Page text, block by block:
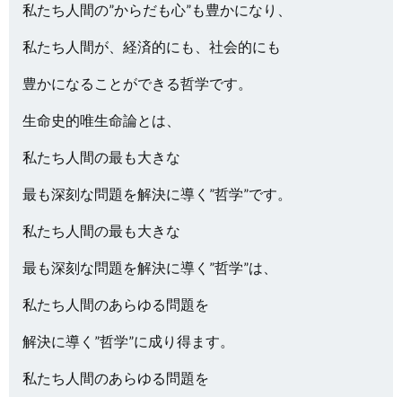
私たち人間の”からだも心”も豊かになり、
私たち人間が、経済的にも、社会的にも
豊かになることができる哲学です。
生命史的唯生命論とは、
私たち人間の最も大きな
最も深刻な問題を解決に導く”哲学”です。
私たち人間の最も大きな
最も深刻な問題を解決に導く”哲学”は、
私たち人間のあらゆる問題を
解決に導く”哲学”に成り得ます。
私たち人間のあらゆる問題を